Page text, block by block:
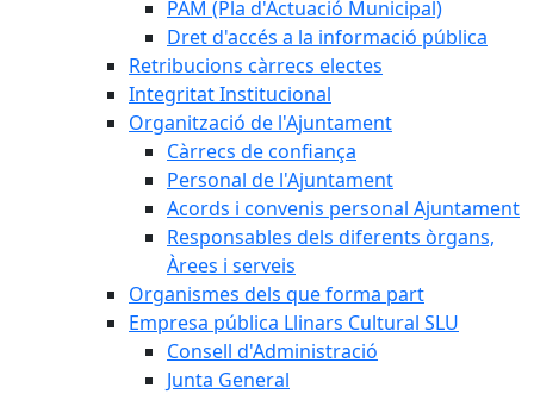
PAM (Pla d'Actuació Municipal)
Dret d'accés a la informació pública
Retribucions càrrecs electes
Integritat Institucional
Organització de l'Ajuntament
Càrrecs de confiança
Personal de l'Ajuntament
Acords i convenis personal Ajuntament
Responsables dels diferents òrgans,
Àrees i serveis
Organismes dels que forma part
Empresa pública Llinars Cultural SLU
Consell d'Administració
Junta General